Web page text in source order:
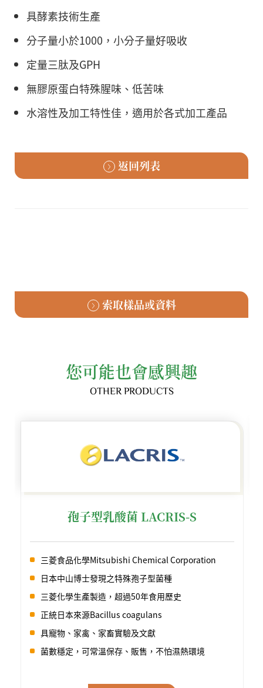
具酵素技術生產
分子量小於1000，小分子量好吸收
定量三肽及GPH
無膠原蛋白特殊腥味、低苦味
水溶性及加工特性佳，適用於各式加工產品
返回列表
索取樣品或資料
您可能也會感興趣
OTHER PRODUCTS
孢子型乳酸菌 LACRIS-S
三菱食品化學Mitsubishi Chemical Corporation
日本中山博士發現之特殊孢子型菌種
三菱化學生產製造，超過50年食用歷史
正統日本來源Bacillus coagulans
具寵物、家禽、家畜實驗及文獻
菌數穩定，可常溫保存、販售，不怕濕熱環境